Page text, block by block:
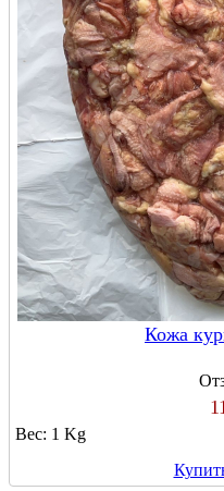
Кожа
Вес: 1 Kg